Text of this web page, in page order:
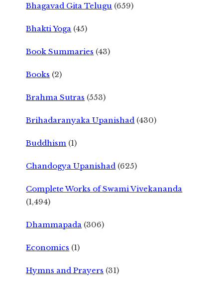
Bhagavad Gita Telugu (659)
Bhakti Yoga (45)
Book Summaries (43)
Books (2)
Brahma Sutras (553)
Brihadaranyaka Upanishad (430)
Buddhism (1)
Chandogya Upanishad (625)
Complete Works of Swami Vivekananda
(1,494)
Dhammapada (306)
Economics (1)
Hymns and Prayers (31)